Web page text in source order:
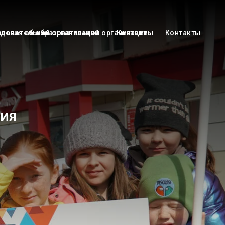
об образовательной организации Контакты
организации Контакты